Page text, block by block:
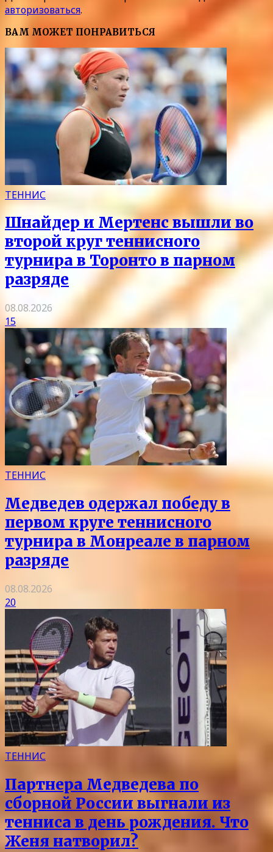
авторизоваться.
ВАМ МОЖЕТ ПОНРАВИТЬСЯ
ТЕННИС
Шнайдер и Мертенс вышли во
второй круг теннисного
турнира в Торонто в парном
разряде
08.08.2026
15
ТЕННИС
Медведев одержал победу в
первом круге теннисного
турнира в Монреале в парном
разряде
08.08.2026
20
ТЕННИС
Партнера Медведева по
сборной России выгнали из
тенниса в день рождения. Что
Женя натворил?